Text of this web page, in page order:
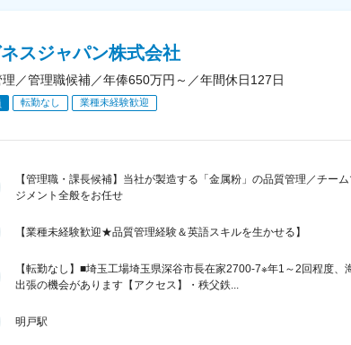
スジャパン株式会社
／管理職候補／年俸650万円～／年間休日127日
転勤なし 業種未経験歓迎
【管理職・課長候補】当社が製造する「金属粉」の品質管理／チーム
ジメント全般をお任せ
【業種未経験歓迎★品質管理経験＆英語スキルを生かせる】
【転勤なし】■埼玉工場埼玉県深谷市長在家2700-7※年1～2回程度、
出張の機会があります【アクセス】・秩父鉄...
明戸駅